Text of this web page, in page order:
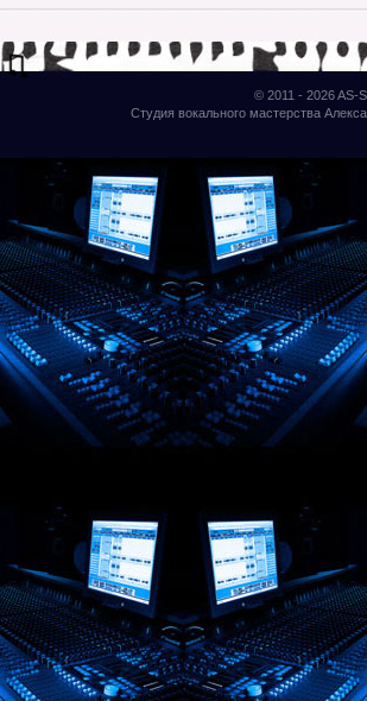
© 2011 - 2026AS-
Студия вокального мастерства